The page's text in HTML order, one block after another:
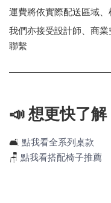
運費將依實際配送區域
我們亦接受設計師、商
聯繫
📣 想更快了解
🛋️ 點我看全系列桌款
🪑 點我看搭配椅子推薦